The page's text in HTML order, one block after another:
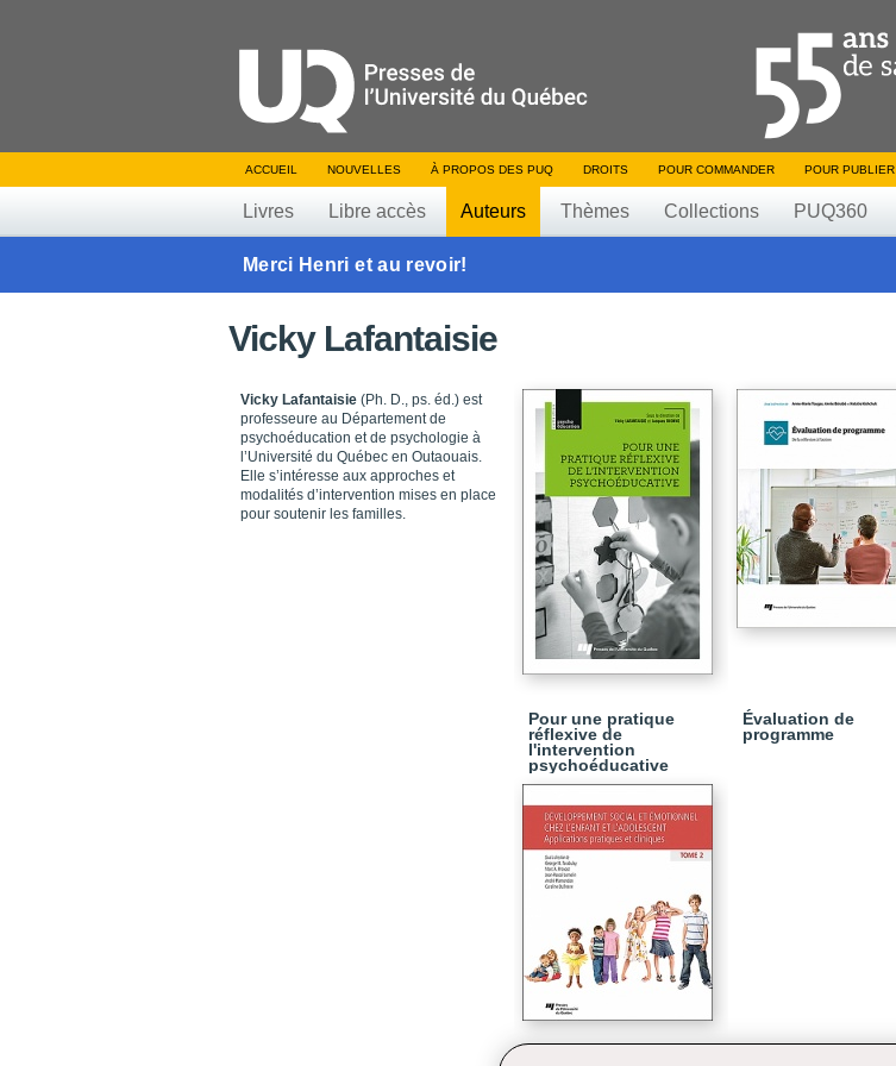
ACCUEIL NOUVELLES À PROPOS DES PUQ DROITS POUR COMMANDER POUR PUBLIER
Livres Libre accès Auteurs Thèmes Collections PUQ360
Merci Henri et au revoir!
Vicky Lafantaisie
Vicky Lafantaisie (Ph. D., ps. éd.) est
professeure au Département de
psychoéducation et de psychologie à
l’Université du Québec en Outaouais.
Elle s’intéresse aux approches et
modalités d’intervention mises en place
pour soutenir les familles.
Pour une pratique
réflexive de
l'intervention
psychoéducative
Évaluation de
programme